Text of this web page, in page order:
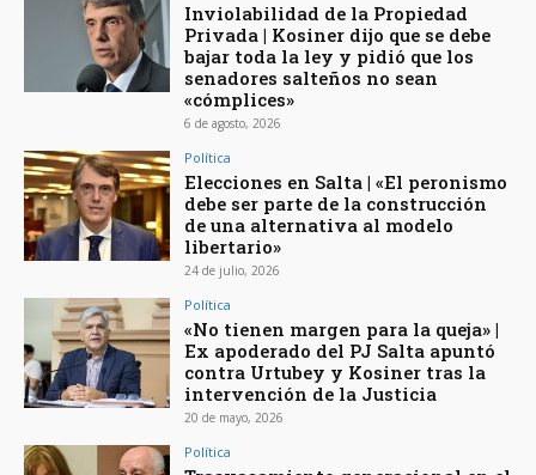
Inviolabilidad de la Propiedad
Privada | Kosiner dijo que se debe
bajar toda la ley y pidió que los
senadores salteños no sean
«cómplices»
6 de agosto, 2026
Política
Elecciones en Salta | «El peronismo
debe ser parte de la construcción
de una alternativa al modelo
libertario»
24 de julio, 2026
Política
«No tienen margen para la queja» |
Ex apoderado del PJ Salta apuntó
contra Urtubey y Kosiner tras la
intervención de la Justicia
20 de mayo, 2026
Política